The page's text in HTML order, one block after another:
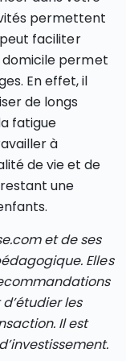
permettent
faciliter
domicile permet
En effet, il
de longs
fatigue
à
de vie et de
une
et de ses
Elles
les
Il est